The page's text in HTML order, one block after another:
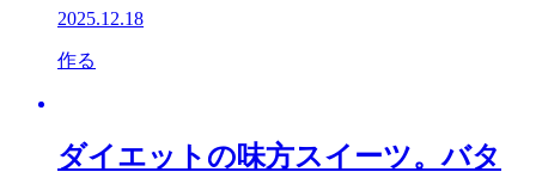
2025.12.18
作る
ダイエットの味方スイーツ。バタ